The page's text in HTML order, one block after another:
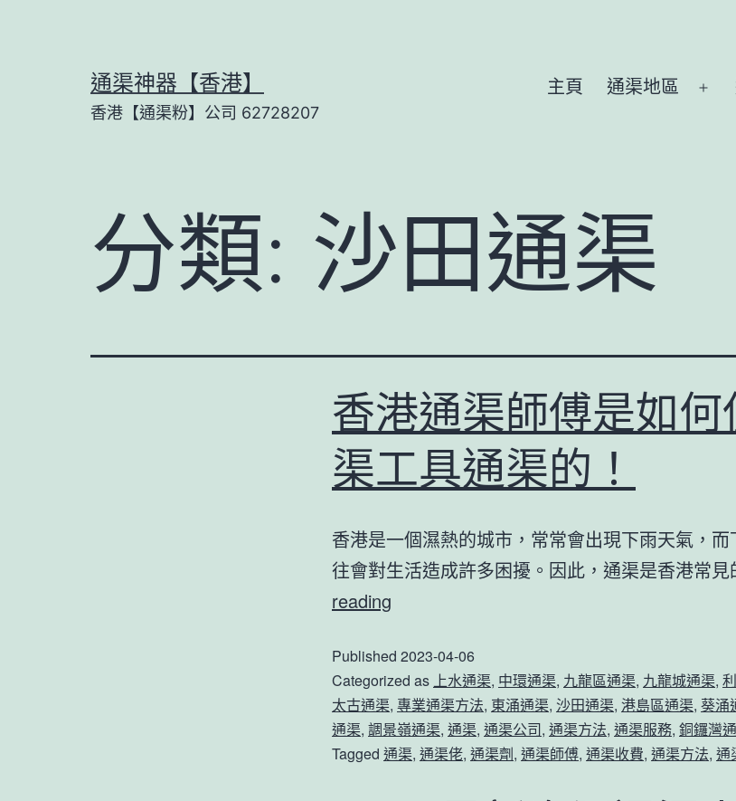
通渠神器【香港】
香港【通渠粉】公司 62728207
主頁 通渠地區
分類: 沙田通渠
香港通渠師傅是如何
渠工具通渠的！
香港是一個濕熱的城市，常常會出現下雨天氣，
往會對生活造成許多困擾。因此，通渠是香港常
reading
通
渠
師
傅
Published 2023-04-06
Categorized as 上水通渠, 中環通渠, 九龍區通渠, 九龍城通渠,
太古通渠, 專業通渠方法, 東涌通渠, 沙田通渠, 港島區通渠, 葵涌
通渠, 調景嶺通渠, 通渠, 通渠公司, 通渠方法, 通渠服務, 銅鑼灣
Tagged 通渠, 通渠佬, 通渠劑, 通渠師傅, 通渠收費, 通渠方法, 通